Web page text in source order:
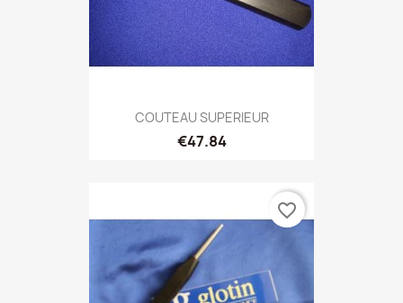
COUTEAU SUPERIEUR
€47.84
favorite_border